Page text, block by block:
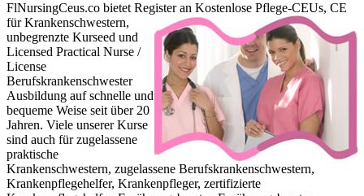
FlNursingCeus.co bietet Registeran Kostenlose Pflege-CEUs, CE
für Krankenschwestern,
unbegrenzte Kurseed und
Licensed Practical Nurse /
License
Berufskrankenschwester
Ausbildung auf schnelle und
bequeme Weise seit über 20
Jahren. Viele unserer Kurse
sind auch für zugelassene
praktische
Krankenschwestern, zugelassene Berufskrankenschwestern,
Krankenpflegehelfer, Krankenpfleger, zertifizierte